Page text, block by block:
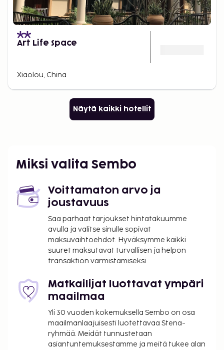
Art Life Space
Xiaolou, China
Näytä kaikki hotellit
Miksi valita Sembo
Voittamaton arvo ja
joustavuus
Saa parhaat tarjoukset hintatakuumme
avulla ja valitse sinulle sopivat
maksuvaihtoehdot. Hyväksymme kaikki
suuret maksutavat turvallisen ja helpon
transaktion varmistamiseksi.
Matkailijat luottavat ympäri
maailmaa
Yli 30 vuoden kokemuksella Sembo on osa
maailmanlaajuisesti luotettavaa Stena-
ryhmää. Meidät tunnustetaan
asiantuntemuksestamme ja meitä tukee alan